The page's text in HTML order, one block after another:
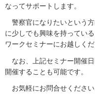
なってサポートします。
警察官になりたいという
に少しでも興味を持ってい
ワークセミナーにお越しくだ
なお、上記セミナー開催
開催することも可能で
お気軽にお問合せください